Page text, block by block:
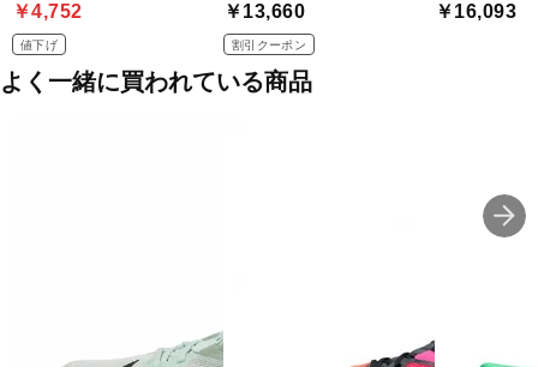
￥4,752
値下げ
￥13,660
割引クーポン
￥16,093
よく一緒に買われている商品